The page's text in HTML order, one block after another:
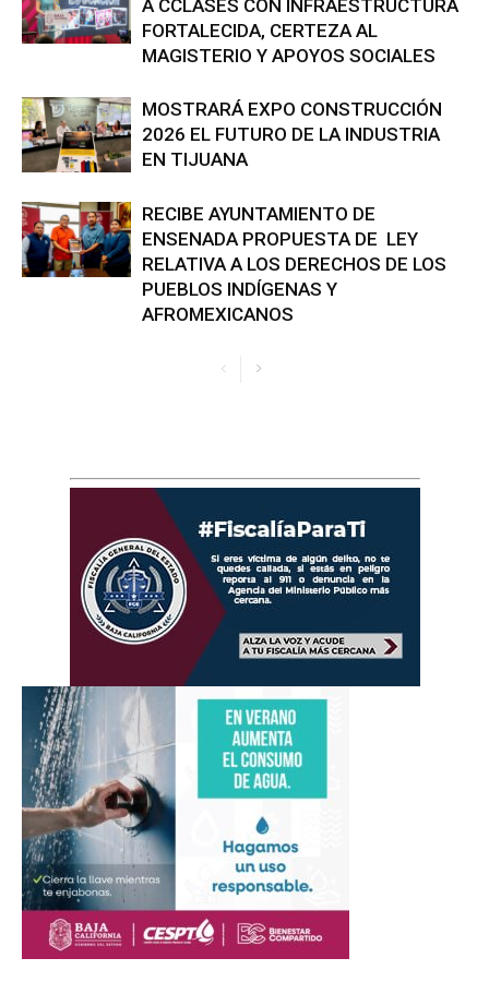
A CCLASES CON INFRAESTRUCTURA
FORTALECIDA, CERTEZA AL
MAGISTERIO Y APOYOS SOCIALES
MOSTRARÁ EXPO CONSTRUCCIÓN
2026 EL FUTURO DE LA INDUSTRIA
EN TIJUANA
RECIBE AYUNTAMIENTO DE
ENSENADA PROPUESTA DE LEY
RELATIVA A LOS DERECHOS DE LOS
PUEBLOS INDÍGENAS Y
AFROMEXICANOS